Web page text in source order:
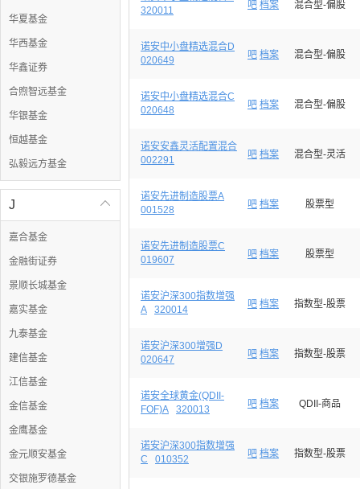
华夏基金
华西基金
华鑫证券
合煦智远基金
华银基金
恒越基金
弘毅远方基金

J
嘉合基金
金融街证券
景顺长城基金
嘉实基金
九泰基金
建信基金
江信基金
金信基金
金鹰基金
金元顺安基金
交银施罗德基金
320011
吧 档案 混合型-偏股
诺安中小盘精选混合D
020649
吧 档案 混合型-偏股
诺安中小盘精选混合C
020648
吧 档案 混合型-偏股
诺安安鑫灵活配置混合
002291
吧 档案 混合型-灵活
诺安先进制造股票A
001528
吧 档案 股票型
诺安先进制造股票C
019607
吧 档案 股票型
诺安沪深300指数增强
A
320014 吧 档案 指数型-股票
诺安沪深300增强D
020647
吧 档案 指数型-股票
诺安全球黄金(QDII-
FOF)A
320013 吧 档案 QDII-商品
诺安沪深300指数增强
C
010352 吧 档案 指数型-股票